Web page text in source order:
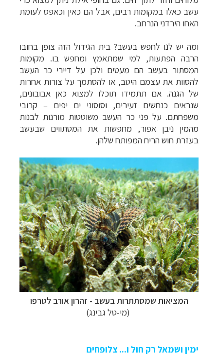
עשב כאלו במקומות רבים, אבל הם כאין וכאפס לעומת
האחו הירדני הנרחב.
ומה יש לנו לחפש בעשב? בית הגידול הזה צופן בחובו
הרבה הפתעות, למי שמתאמץ ומחפש בו. מקומות
המסתור בעשב הם מעטים ולכן על דיירי כר העשב
להסוות את עצמם היטב, או להסתמך על צורות אחרות
של הגנה. אם תתמידו תוכלו למצוא כאן אבובונים,
שנראים כנחשים זעירים, וסוסוני ים יפים – קרובי
משפחתם. על פני כר העשב משוטטות מורנות לבנות
מהמין ניבן אפור, מחפשות את המסתווים שבעשב
בעזרת חוש הריח המפותח שלהן.
המציאות שמסתתרות בעשב - זהרון אורב לטרפו
(מי-טל גבינג)
ימין ושמאל רק חול ו... צלופחים